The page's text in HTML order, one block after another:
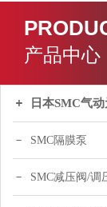
产品中心
日本SMC气
SMC隔膜泵
SMC减压阀/调